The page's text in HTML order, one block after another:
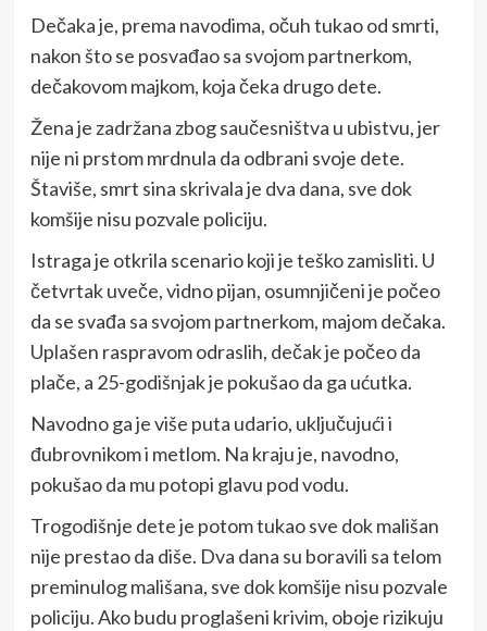
Dečaka je, prema navodima, očuh tukao od smrti,
nakon što se posvađao sa svojom partnerkom,
dečakovom majkom, koja čeka drugo dete.
Žena je zadržana zbog saučesništva u ubistvu, jer
nije ni prstom mrdnula da odbrani svoje dete.
Štaviše, smrt sina skrivala je dva dana, sve dok
komšije nisu pozvale policiju.
Istraga je otkrila scenario koji je teško zamisliti. U
četvrtak uveče, vidno pijan, osumnjičeni je počeo
da se svađa sa svojom partnerkom, majom dečaka.
Uplašen raspravom odraslih, dečak je počeo da
plače, a 25-godišnjak je pokušao da ga ućutka.
Navodno ga je više puta udario, uključujući i
đubrovnikom i metlom. Na kraju je, navodno,
pokušao da mu potopi glavu pod vodu.
Trogodišnje dete je potom tukao sve dok mališan
nije prestao da diše. Dva dana su boravili sa telom
preminulog mališana, sve dok komšije nisu pozvale
policiju. Ako budu proglašeni krivim, oboje rizikuju